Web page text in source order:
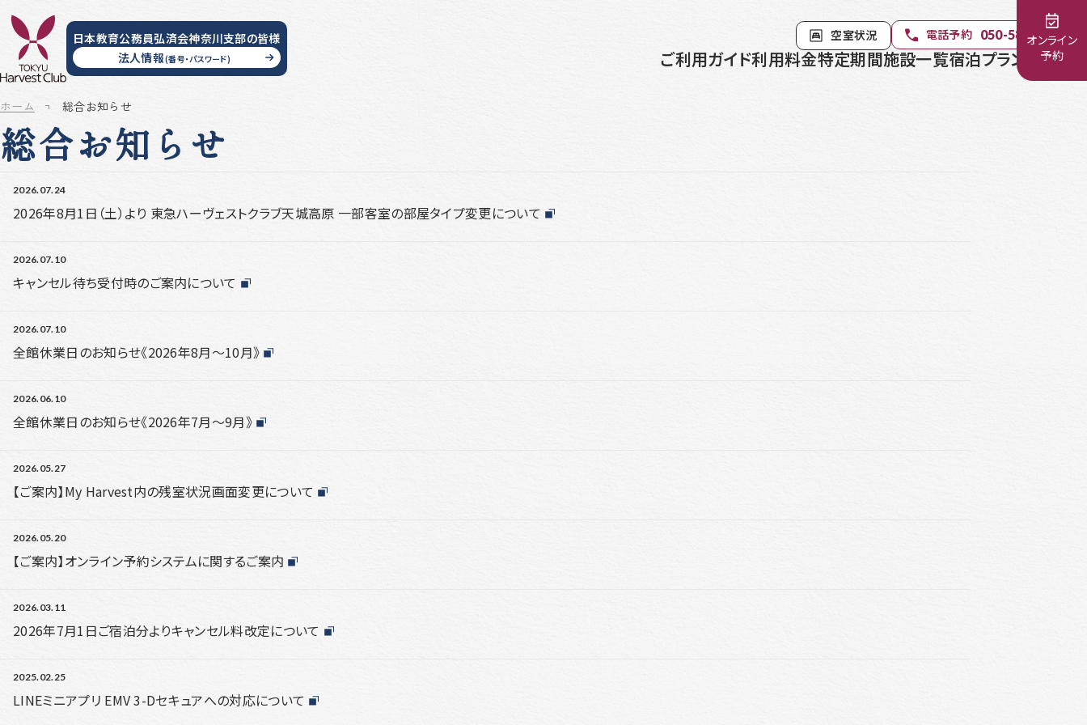
日本教育公務員弘済会神奈川支部の皆様
法人情報(番号・パスワード)
空室状況 電話予約 050-5840-1402
ご利用ガイド利用料金特定期間施設一覧宿泊プラン お知らせ
オンライン
予約
ホーム 総合お知らせ
総合お知らせ
2026.07.24
2026年8月1日（土）より 東急ハーヴェストクラブ天城高原 一部客室の部屋タイプ変更について
2026.07.10
キャンセル待ち受付時のご案内について
2026.07.10
全館休業日のお知らせ《2026年8月～10月》
2026.06.10
全館休業日のお知らせ《2026年7月～9月》
2026.05.27
【ご案内】My Harvest内の残室状況画面変更について
2026.05.20
【ご案内】オンライン予約システムに関するご案内
2026.03.11
2026年7月1日ご宿泊分よりキャンセル料改定について
2025.02.25
LINEミニアプリ EMV 3-Dセキュアへの対応について